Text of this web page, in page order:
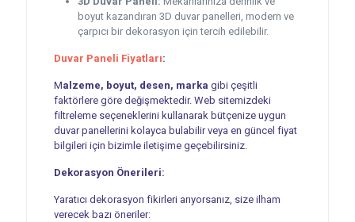
boyut kazandıran 3D duvar panelleri, modern ve
çarpıcı bir dekorasyon için tercih edilebilir.
Duvar Paneli Fiyatları:
Malzeme, boyut, desen, marka gibi çeşitli
faktörlere göre değişmektedir. Web sitemizdeki
filtreleme seçeneklerini kullanarak bütçenize uygun
duvar panellerini kolayca bulabilir veya en güncel fiyat
bilgileri için bizimle iletişime geçebilirsiniz.
Dekorasyon Önerileri:
Yaratıcı dekorasyon fikirleri arıyorsanız, size ilham
verecek bazı öneriler: